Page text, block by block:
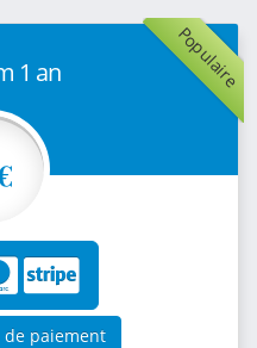
Populaire
1 an
de paiement